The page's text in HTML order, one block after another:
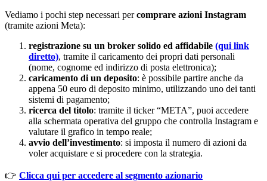
Vediamo i pochi step necessari percomprare azioni Instagram
(tramite azioni Meta):
registrazione su un broker solido ed affidabile (qui link
diretto), tramite il caricamento dei propri dati personali
(nome, cognome ed indirizzo di posta elettronica);
caricamento di un deposito: è possibile partire anche da
appena 50 euro di deposito minimo, utilizzando uno dei tanti
sistemi di pagamento;
ricerca del titolo: tramite il ticker “META”, puoi accedere
alla schermata operativa del gruppo che controlla Instagram e
valutare il grafico in tempo reale;
avvio dell’investimento: si imposta il numero di azioni da
voler acquistare e si procedere con la strategia.
👉 Clicca qui per accedere al segmento azionario